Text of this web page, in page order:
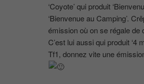
‘Coyote’ qui produit
‘Bienvenue au Camping’.
émission où on se régale
C’est lui aussi qui produit ‘4
Tf1, donnez vite une